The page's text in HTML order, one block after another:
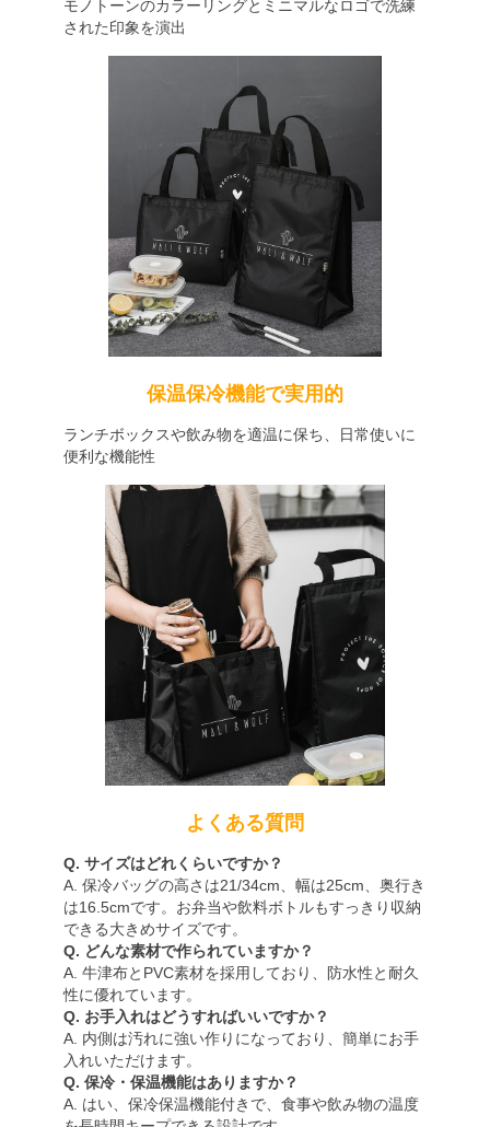
モノトーンのカラーリングとミニマルなロゴで洗練
された印象を演出
保温保冷機能で実用的
ランチボックスや飲み物を適温に保ち、日常使いに
便利な機能性
よくある質問
Q. サイズはどれくらいですか？
A. 保冷バッグの高さは21/34cm、幅は25cm、奥行き
は16.5cmです。お弁当や飲料ボトルもすっきり収納
できる大きめサイズです。
Q. どんな素材で作られていますか？
A. 牛津布とPVC素材を採用しており、防水性と耐久
性に優れています。
Q. お手入れはどうすればいいですか？
A. 内側は汚れに強い作りになっており、簡単にお手
入れいただけます。
Q. 保冷・保温機能はありますか？
A. はい、保冷保温機能付きで、食事や飲み物の温度